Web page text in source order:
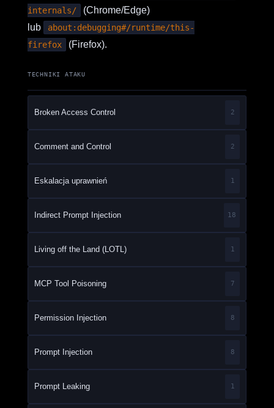
internals/
(Chrome/Edge)
lub
about:debugging#/runtime/this-
firefox
(Firefox).
TECHNIKI ATAKU
Broken Access Control 2
Comment and Control 2
Eskalacja uprawnień 1
Indirect Prompt Injection 18
Living off the Land (LOTL) 1
MCP Tool Poisoning 7
Permission Injection 8
Prompt Injection 8
Prompt Leaking 1